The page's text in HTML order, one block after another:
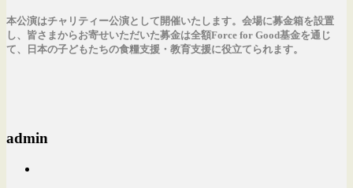
本公演はチャリティー公演として開催いたします。会場に募金箱を設置
し、皆さまからお寄せいただいた募金は全額Force for Good基金を通じ
て、日本の子どもたちの食糧支援・教育支援に役立てられます。
admin